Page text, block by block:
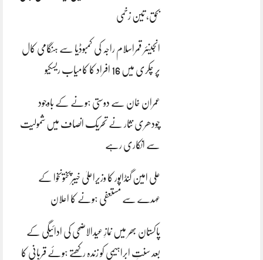
بحق، تین زخمی
انجینئر قمراسلام راجہ کی کمبوڈیا سے ہنگامی کال
پر چکری میں 16 افراد کا کامیاب ریسکیو
عمران خان سے دوستی ہونے کے باوجود
چودھری نثار نے تحریک انصاف میں شمولیت
سے انکاری رہے
علی امین گنڈاپور کا وزیراعلیٰ خیبرپختونخوا کے
عہدے سے مستعفی ہونے کا اعلان
پاکستان بھر میں نمازِ عیدالاضحی کی ادائیگی کے
بعد سنتِ ابراہیمی کو زندہ رکھتے ہوئے قربانی کا